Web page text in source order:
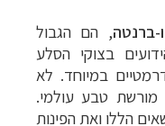
ברנטה, הם הגבול
בצוקי הסלע
במיוחד. לא
מורשת טבע עולמי.
הללו ואת הפינות